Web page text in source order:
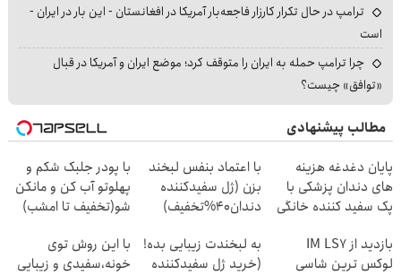
ترامپ در حال تکرار کارزار فاجعه‌بار آمریکا در افغانستان - این بار در ایران -
است
چرا ترامپ حمله به ایران را متوقف کرد؛ موضع ایران و آمریکا در قبال
«توافق» چیست؟
مطالب پیشنهادی
پایان دغدغه هزینه
های دندان پزشکی با
پک سفید کننده خانگی
با اعتماد بنفس لبخند
بزن (ژل سفیدکننده
دندان40%تخفیف)
با پودر جلبک شکم و
پهلوتو آب کن و مانکن
شو(تخفیف تا امشب)
بازدید از IM LS7
لوکس ترین شاسی
به لبخندت زیبایی بده!
(خرید ژل سفیدکننده
با این روش توی
خونه،سفیدی و زیبایی